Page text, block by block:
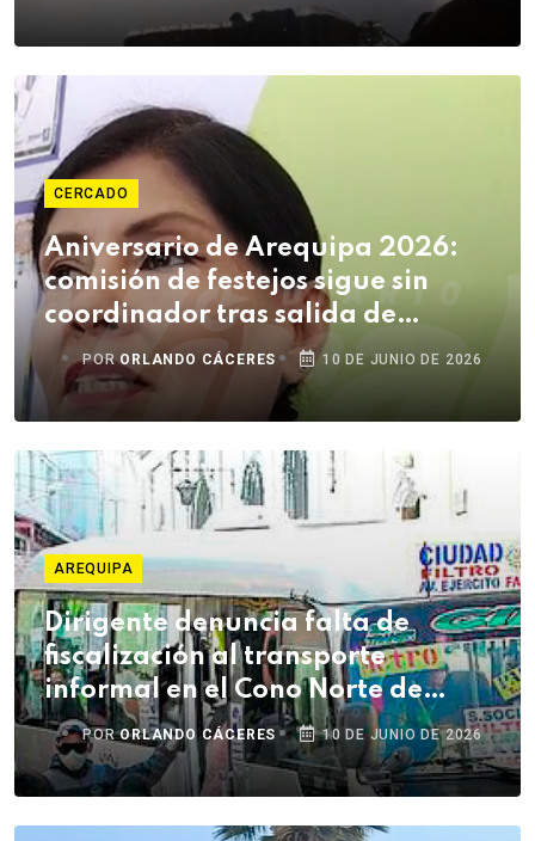
CERCADO
Aniversario de Arequipa 2026:
comisión de festejos sigue sin
coordinador tras salida de
funcionaria de la MPA
PORORLANDO CÁCERES 10 DE JUNIO DE 2026
AREQUIPA
Dirigente denuncia falta de
fiscalización al transporte
informal en el Cono Norte de
Arequipa
PORORLANDO CÁCERES 10 DE JUNIO DE 2026